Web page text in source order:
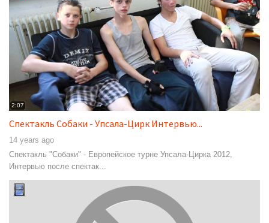
2:07
Cпектакль Собаки - Упсала-Цирк Интервью...
14 years ago
Cпектакль "Собаки" - Европейское турне Упсала-Цирка 2012,
Интервью после спектак...